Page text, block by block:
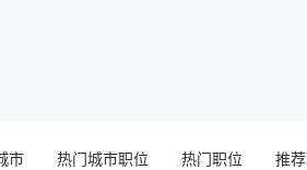
市 热门城市职位 热门职位 推